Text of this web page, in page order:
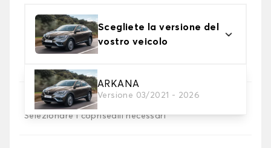
Scegliete la versione del
vostro veicolo
ARKANA
Versione 03/2021 - 2026
2. Set di coperture
Selezionare i coprisedili necessari